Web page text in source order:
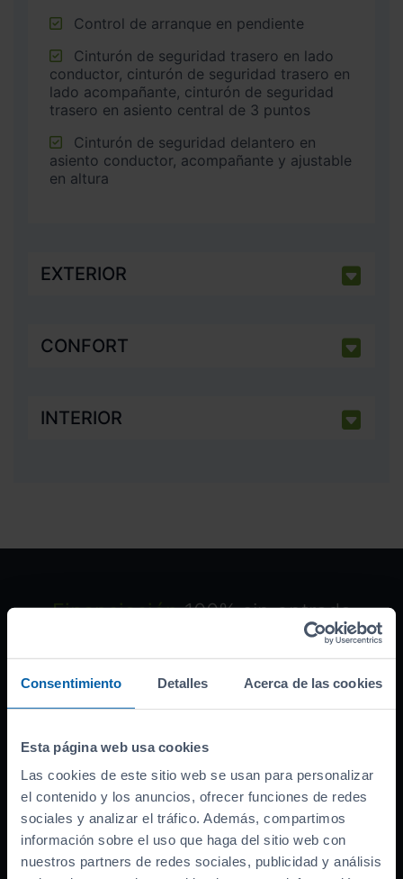
Consentimiento Detalles Acerca de las cookies
Esta página web usa cookies
Las cookies de este sitio web se usan para personalizar
el contenido y los anuncios, ofrecer funciones de redes
sociales y analizar el tráfico. Además, compartimos
información sobre el uso que haga del sitio web con
nuestros partners de redes sociales, publicidad y análisis
Control de arranque en pendiente
conductor, cinturón de seguridad trasero en
lado acompañante, cinturón de seguridad
trasero en asiento central de 3 puntos
asiento conductor, acompañante y ajustable
en altura
EXTERIOR
CONFORT
INTERIOR
Financiación100% sin entrada
Grandes descuentos por financiar con
nosotros. ¡Descúbrelos!
Ofrecido por:
Banco asociado
Precio del coche (
Bonificación por financiar -1.000 €